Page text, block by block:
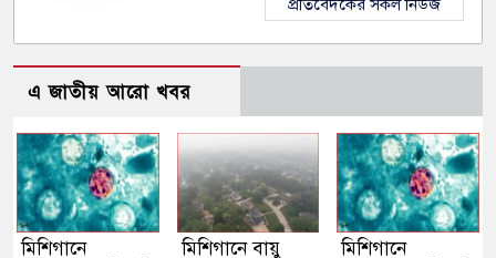
এ জাতীয় আরো খবর
মিশিগানে
মিশিগানে বায়ু
মিশিগানে